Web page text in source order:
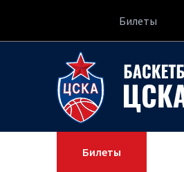
Билеты
Билеты